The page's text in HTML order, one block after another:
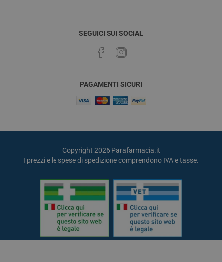
SEGUICI SUI SOCIAL
PAGAMENTI SICURI
Copyright 2026 Parafarmacia.it
I prezzi e le spese di spedizione comprendono IVA e tasse.